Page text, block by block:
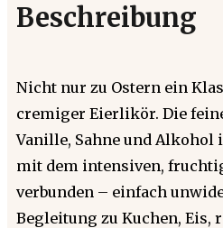
Beschreibung
Nicht nur zu Ostern ein
cremiger Eierlikör. Die
Vanille, Sahne und
mit dem intensiven,
verbunden – einfach
Begleitung zu Kuchen, Eis,